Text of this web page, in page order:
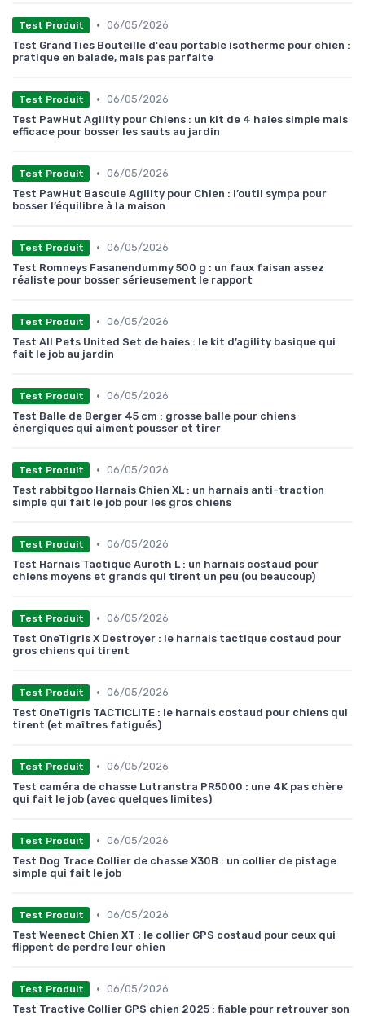
Test Produit • 06/05/2026
Test GrandTies Bouteille d'eau portable isotherme pour chien :
pratique en balade, mais pas parfaite
Test Produit • 06/05/2026
Test PawHut Agility pour Chiens : un kit de 4 haies simple mais
efficace pour bosser les sauts au jardin
Test Produit • 06/05/2026
Test PawHut Bascule Agility pour Chien : l’outil sympa pour
bosser l’équilibre à la maison
Test Produit • 06/05/2026
Test Romneys Fasanendummy 500 g : un faux faisan assez
réaliste pour bosser sérieusement le rapport
Test Produit • 06/05/2026
Test All Pets United Set de haies : le kit d’agility basique qui
fait le job au jardin
Test Produit • 06/05/2026
Test Balle de Berger 45 cm : grosse balle pour chiens
énergiques qui aiment pousser et tirer
Test Produit • 06/05/2026
Test rabbitgoo Harnais Chien XL : un harnais anti-traction
simple qui fait le job pour les gros chiens
Test Produit • 06/05/2026
Test Harnais Tactique Auroth L : un harnais costaud pour
chiens moyens et grands qui tirent un peu (ou beaucoup)
Test Produit • 06/05/2026
Test OneTigris X Destroyer : le harnais tactique costaud pour
gros chiens qui tirent
Test Produit • 06/05/2026
Test OneTigris TACTICLITE : le harnais costaud pour chiens qui
tirent (et maîtres fatigués)
Test Produit • 06/05/2026
Test caméra de chasse Lutranstra PR5000 : une 4K pas chère
qui fait le job (avec quelques limites)
Test Produit • 06/05/2026
Test Dog Trace Collier de chasse X30B : un collier de pistage
simple qui fait le job
Test Produit • 06/05/2026
Test Weenect Chien XT : le collier GPS costaud pour ceux qui
flippent de perdre leur chien
Test Produit • 06/05/2026
Test Tractive Collier GPS chien 2025 : fiable pour retrouver son